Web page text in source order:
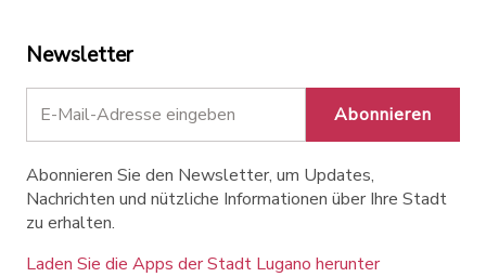
Newsletter
Abonnieren
Abonnieren Sie den Newsletter, um Updates,
Nachrichten und nützliche Informationen über Ihre Stadt
zu erhalten.
Laden Sie die Apps der Stadt Lugano herunter